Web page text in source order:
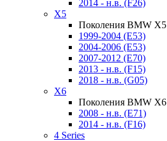
2014 - н.в. (F26)
X5
Поколения BMW X5
1999-2004 (E53)
2004-2006 (E53)
2007-2012 (E70)
2013 - н.в. (F15)
2018 - н.в. (G05)
X6
Поколения BMW X6
2008 - н.в. (E71)
2014 - н.в. (F16)
4 Series